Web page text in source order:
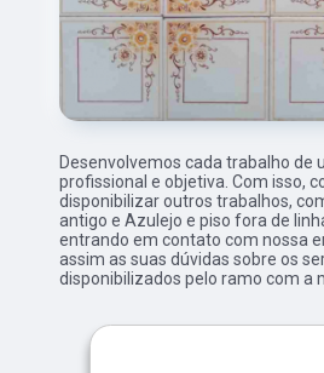
Desenvolvemos cada trabalho de
profissional e objetiva. Com isso,
disponibilizar outros trabalhos,
antigo e Azulejo e piso fora de
entrando em contato com nossa
assim as suas dúvidas sobre os
disponibilizados pelo ramo com a